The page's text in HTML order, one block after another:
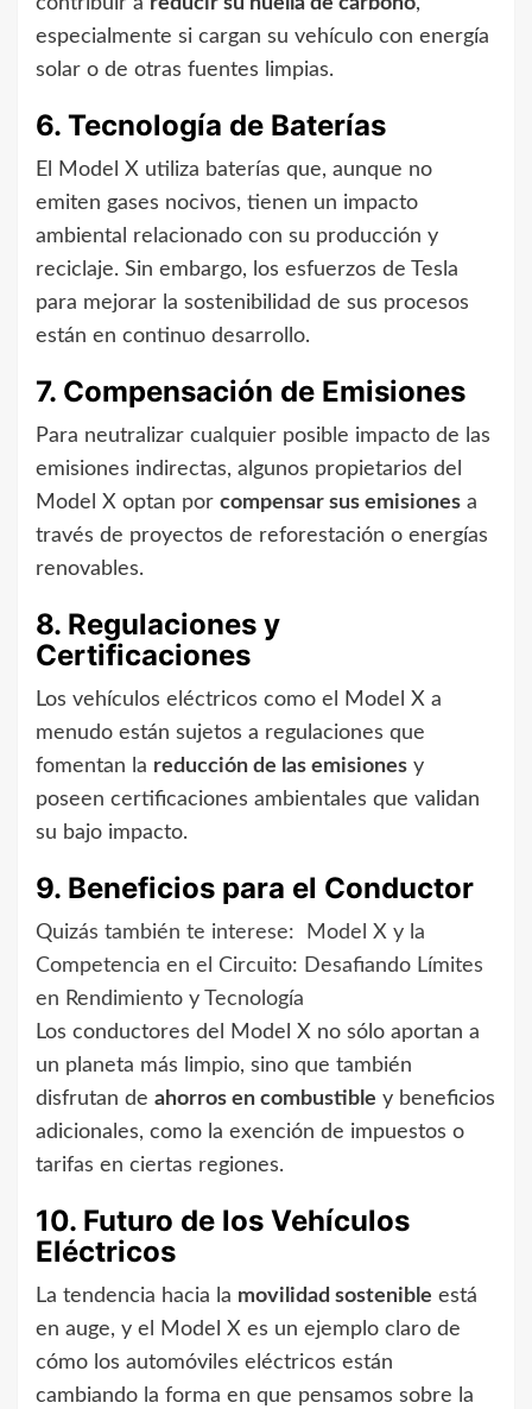
especialmente si cargan su vehículo con energía
solar o de otras fuentes limpias.
6. Tecnología de Baterías
El Model X utiliza baterías que, aunque no
emiten gases nocivos, tienen un impacto
ambiental relacionado con su producción y
reciclaje. Sin embargo, los esfuerzos de Tesla
para mejorar la sostenibilidad de sus procesos
están en continuo desarrollo.
7. Compensación de Emisiones
Para neutralizar cualquier posible impacto de las
emisiones indirectas, algunos propietarios del
Model X optan por compensar sus emisiones a
través de proyectos de reforestación o energías
renovables.
8. Regulaciones y
Certificaciones
Los vehículos eléctricos como el Model X a
menudo están sujetos a regulaciones que
fomentan la reducción de las emisiones y
poseen certificaciones ambientales que validan
su bajo impacto.
9. Beneficios para el Conductor
Quizás también te interese:
Model X y la
Competencia en el Circuito: Desafiando Límites
en Rendimiento y Tecnología
Los conductores del Model X no sólo aportan a
un planeta más limpio, sino que también
disfrutan de ahorros en combustible y beneficios
adicionales, como la exención de impuestos o
tarifas en ciertas regiones.
10. Futuro de los Vehículos
Eléctricos
La tendencia hacia la movilidad sostenible está
en auge, y el Model X es un ejemplo claro de
cómo los automóviles eléctricos están
cambiando la forma en que pensamos sobre la